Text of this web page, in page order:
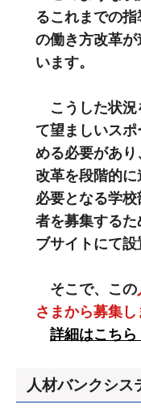
るこれまでの
の働き方改革
います。
こうした状況
て望ましいス
める必要があ
改革を段階的
必要となる学
者を募集する
ブサイトにて設
そこで、この
さまから募集し
詳細はこちら
人材バンクシス